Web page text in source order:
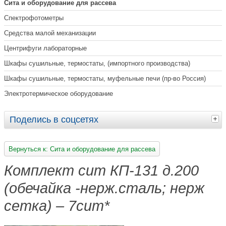
Сита и оборудование для рассева
Спектрофотометры
Средства малой механизации
Центрифуги лабораторные
Шкафы сушильные, термостаты, (импортного производства)
Шкафы сушильные, термостаты, муфельные печи (пр-во Россия)
Электротермическое оборудование
Поделись в соцсетях
Вернуться к: Сита и оборудование для рассева
Комплект сит КП-131 д.200
(обечайка -нерж.сталь; нерж
сетка) – 7сит*